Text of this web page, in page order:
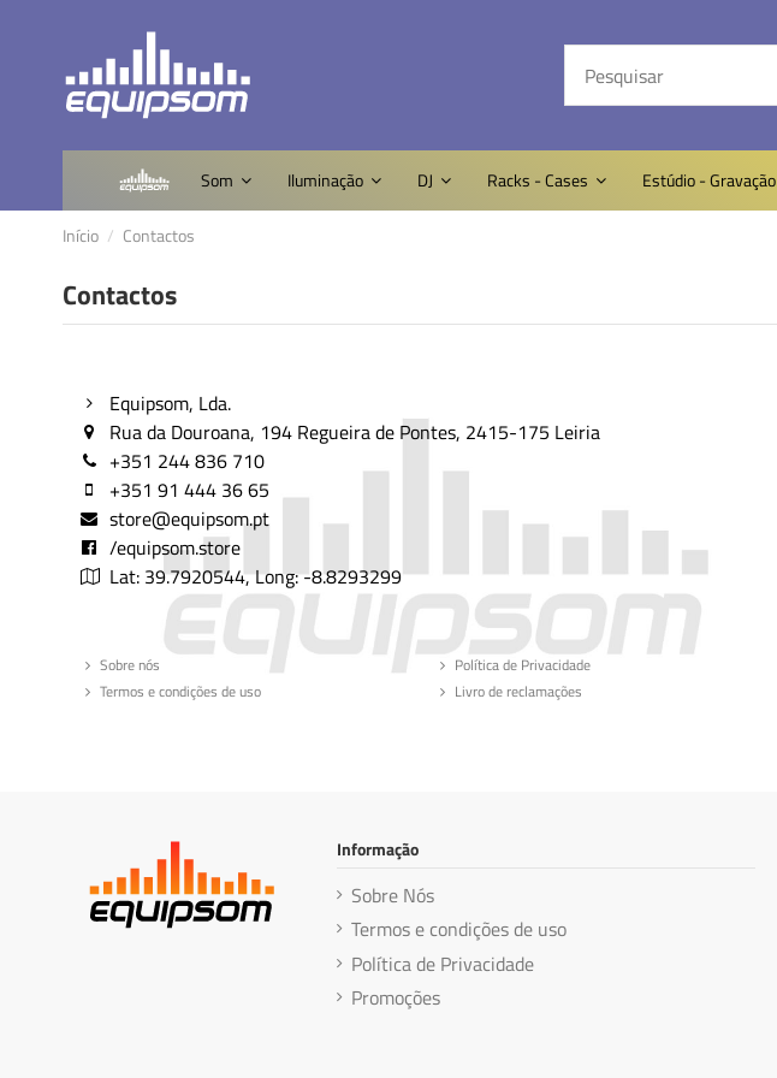
Som Iluminação DJ Racks - Cases Estúdio - Gravação
Início Contactos
Contactos
Equipsom, Lda.
Rua da Douroana, 194 Regueira de Pontes, 2415-175 Leiria
+351 244 836 710
+351 91 444 36 65
store@equipsom.pt
/equipsom.store
Lat: 39.7920544, Long: -8.8293299
Sobre nós
Termos e condições de uso
Política de Privacidade
Livro de reclamações
Informação
Sobre Nós
Termos e condições de uso
Política de Privacidade
Promoções